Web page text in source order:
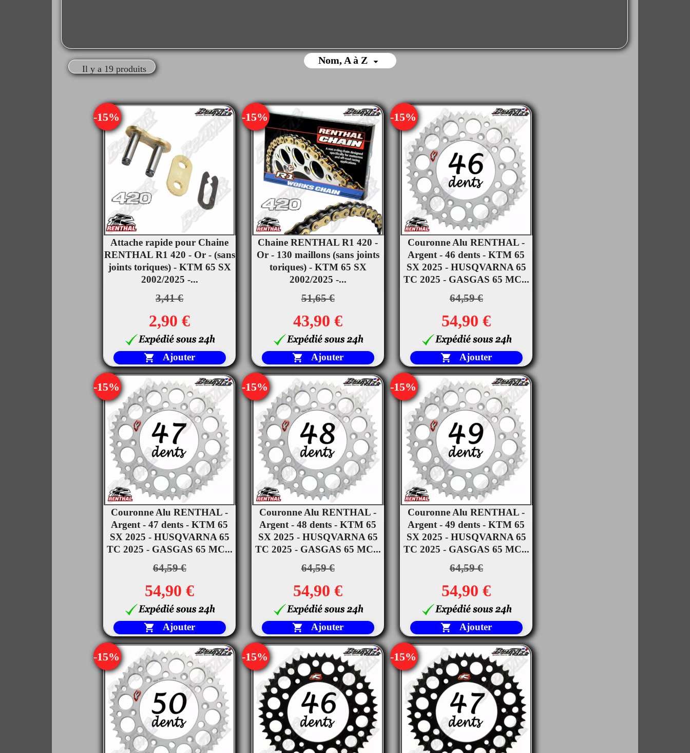
Il y a 19 produits
Nom, A à Z 
Attache rapide pour Chaine
RENTHAL R1 420 - Or - (sans
joints toriques) - KTM 65 SX
2002/2025 -...
3,41 €
-15%
2,90 €
 Ajouter
Aperçu rapide
Chaine RENTHAL R1 420 -
Or - 130 maillons (sans joints
toriques) - KTM 65 SX
2002/2025 -...
51,65 €
-15%
43,90 €
 Ajouter
Aperçu rapide
Couronne Alu RENTHAL -
Argent - 46 dents - KTM 65
SX 2025 - HUSQVARNA 65
TC 2025 - GASGAS 65 MC...
64,59 €
-15%
54,90 €
 Ajouter
Aperçu rapide
Couronne Alu RENTHAL -
Argent - 47 dents - KTM 65
SX 2025 - HUSQVARNA 65
TC 2025 - GASGAS 65 MC...
64,59 €
-15%
54,90 €
 Ajouter
Aperçu rapide
Couronne Alu RENTHAL -
Argent - 48 dents - KTM 65
SX 2025 - HUSQVARNA 65
TC 2025 - GASGAS 65 MC...
64,59 €
-15%
54,90 €
 Ajouter
Aperçu rapide
Couronne Alu RENTHAL -
Argent - 49 dents - KTM 65
SX 2025 - HUSQVARNA 65
TC 2025 - GASGAS 65 MC...
64,59 €
-15%
54,90 €
 Ajouter
Aperçu rapide
-15% -15% -15%